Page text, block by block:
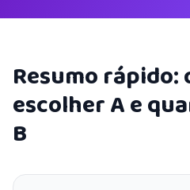
Resumo rápido:
escolher A e
B